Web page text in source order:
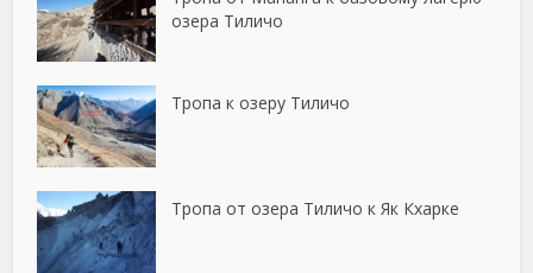
озера Тиличо
Тропа к озеру Тиличо
Тропа от озера Тиличо к Як Кхарке